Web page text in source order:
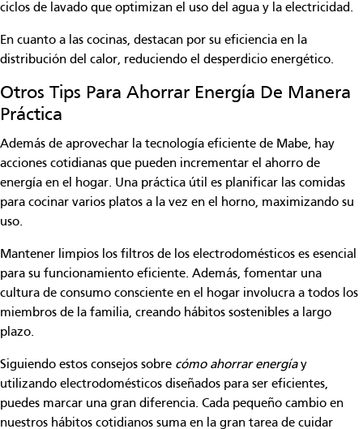
ciclos de lavado que optimizan el uso del agua y la electricidad.
En cuanto a las cocinas, destacan por su eficiencia en la
distribución del calor, reduciendo el desperdicio energético.
Otros Tips Para Ahorrar Energía De Manera
Práctica
Además de aprovechar la tecnología eficiente de Mabe, hay
acciones cotidianas que pueden incrementar el ahorro de
energía en el hogar. Una práctica útil es planificar las comidas
para cocinar varios platos a la vez en el horno, maximizando su
uso.
Mantener limpios los filtros de los electrodomésticos es esencial
para su funcionamiento eficiente. Además, fomentar una
cultura de consumo consciente en el hogar involucra a todos los
miembros de la familia, creando hábitos sostenibles a largo
plazo.
Siguiendo estos consejos sobre cómo ahorrar energíay
utilizando electrodomésticos diseñados para ser eficientes,
puedes marcar una gran diferencia. Cada pequeño cambio en
nuestros hábitos cotidianos suma en la gran tarea de cuidar